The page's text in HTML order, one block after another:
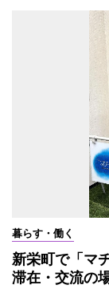
暮らす・働く
新栄町で「マ
滞在・交流の